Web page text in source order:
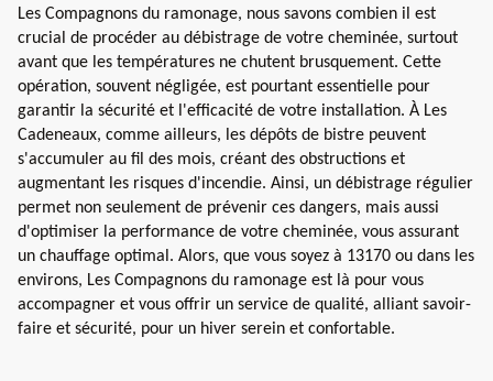
Les Compagnons du ramonage, nous savons combien il est
crucial de procéder au débistrage de votre cheminée, surtout
avant que les températures ne chutent brusquement. Cette
opération, souvent négligée, est pourtant essentielle pour
garantir la sécurité et l'efficacité de votre installation. À Les
Cadeneaux, comme ailleurs, les dépôts de bistre peuvent
s'accumuler au fil des mois, créant des obstructions et
augmentant les risques d'incendie. Ainsi, un débistrage régulier
permet non seulement de prévenir ces dangers, mais aussi
d'optimiser la performance de votre cheminée, vous assurant
un chauffage optimal. Alors, que vous soyez à 13170 ou dans les
environs, Les Compagnons du ramonage est là pour vous
accompagner et vous offrir un service de qualité, alliant savoir-
faire et sécurité, pour un hiver serein et confortable.